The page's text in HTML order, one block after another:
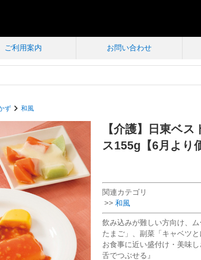
ご利用案内 お問い合わせ
ず 和風
【介護】日東ベ
ス155g【6月より
関連カテゴリ
>> 和風
飲み込みが難しい方向け、
たまご」、副菜「キャベツ
お食事に近い盛付け・美味
舌でつぶせる』